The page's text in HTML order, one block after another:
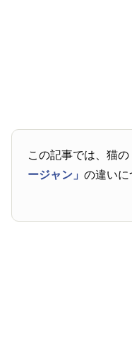
この記事では、猫の
ージャン」の違いに